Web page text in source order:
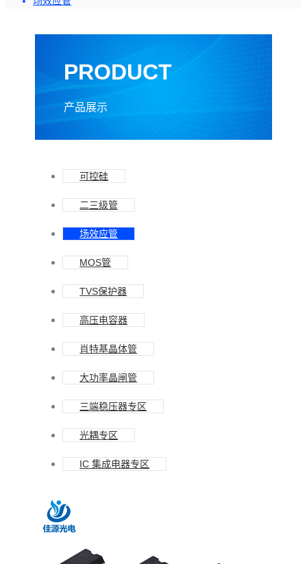
PRODUCT
产品展示
可控硅
二三级管
场效应管
MOS管
TVS保护器
高压电容器
肖特基晶体管
大功率晶闸管
三端稳压器专区
光耦专区
IC 集成电器专区